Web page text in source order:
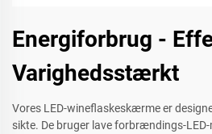
Energiforbrug -
Varighedsstærkt
Vores LED-wineflaskeskærme er
sikte. De bruger lave forbrændings-